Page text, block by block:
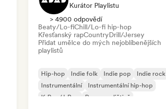
Kurátor Playlistu
> 4900 odpovědí
Beaty/Lo-fiChill/Lo-fi hip-hop
Křesťanský rapCountryDrill/Jersey
Přidat umělce do mých nejoblíbenějších
playlistů
Hip-hop Indie folk Indie pop
Indie rock
Instrumentální
Instrumentální hip-hop
K-Pop/J-Pop
Rap v angličtině